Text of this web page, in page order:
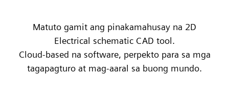
Matuto gamit ang pinakamahusay na 2D
Electrical schematic CAD tool.
Cloud-based na software, perpekto para sa mga
tagapagturo at mag-aaral sa buong mundo.